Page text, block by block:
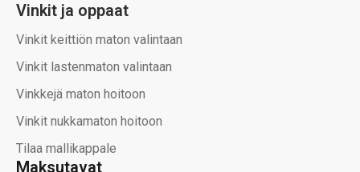
Maksutavat
Vinkit ja oppaat
Vinkit keittiön maton valintaan
Vinkit lastenmaton valintaan
Vinkkejä maton hoitoon
Vinkit nukkamaton hoitoon
Tilaa mallikappale